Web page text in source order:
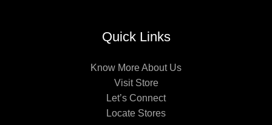
Quick Links
Know More About Us
Visit Store
Let’s Connect
Locate Stores